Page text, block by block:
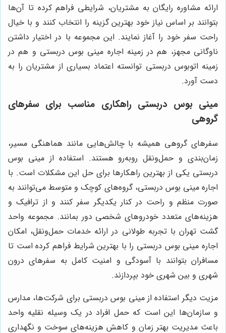
ارائه مشاوره رایگان به مشتریان، شرایطی فراهم کرده تا آن‌ها
بتوانند بر اساس نیاز خود بهترین گزینه را انتخاب کنند و با خیال
راحت سفر خود را آغاز نمایند. این مجموعه با در اختیار داشتن
ناوگانی مجهز، هم در زمینه اجاره مینی بوس دربستی و هم در
زمینه اتوبوس دربستی توانسته اعتماد بسیاری از مشتریان را به
دست آورد.
مینی بوس دربستی راهکاری مناسب برای سفرهای
گروهی
سفرهای گروهی همیشه با چالش‌هایی مانند هماهنگی مسیر،
زمان‌بندی و حمل‌ونقل روبه‌رو هستند. استفاده از مینی بوس
دربستی یکی از بهترین راهکارها برای حل این مشکلات است. با
اجاره مینی بوس دربستی، گروه‌های کوچک و متوسط می‌توانند به
صورت منظم و راحت در کنار یکدیگر سفر کنند و از ترافیک و
هزینه‌های متعدد خودروهای شخصی دور بمانند. مجموعه واحد
گشت تهران با تجربه طولانی در ارائه خدمات حمل‌ونقل، امکان
اجاره مینی بوس دربستی را با بهترین شرایط فراهم کرده است تا
مسافران بتوانند با آسودگی و امنیت کامل به سفرهای درون
شهری و بین شهری خود بپردازند.
مزیت دیگر استفاده از مینی بوس دربستی برای شرکت‌ها، مدارس
و سازمان‌ها این است که حمل افراد در یک وسیله نقلیه واحد
باعث مدیریت بهتر زمان و کاهش هزینه‌های سوخت و نگهداری